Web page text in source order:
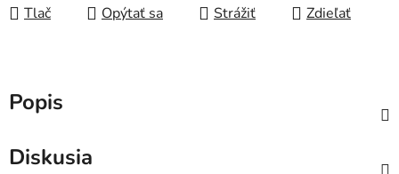
Tlač Opýtať sa Strážiť Zdieľať
Popis
Diskusia